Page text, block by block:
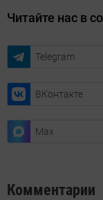
Читайте нас в
Telegram
ВКонтакте
Max
Комментарии